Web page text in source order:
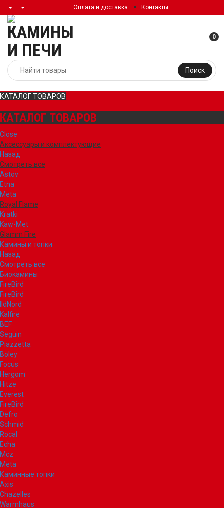
Оплата и доставка Контакты
Поиск
0
КАТАЛОГ ТОВАРОВ
КАТАЛОГ ТОВАРОВ
Close
Аксессуары и комплектующие
Назад
Смотреть все
Astov
Etna
Meta
Royal Flame
Kratki
Kaw-Met
Glamm Fire
Камины и топки
Назад
Смотреть все
Биокамины
FireBird
FireBird
IldNord
Kalfire
BEF
Seguin
Piazzetta
Boley
Focus
Hergom
Hitze
Everest
FireBird
Defro
Schmid
Rocal
Echa
Mcz
Meta
Каминные топки
Axis
Chazelles
Warmhaus